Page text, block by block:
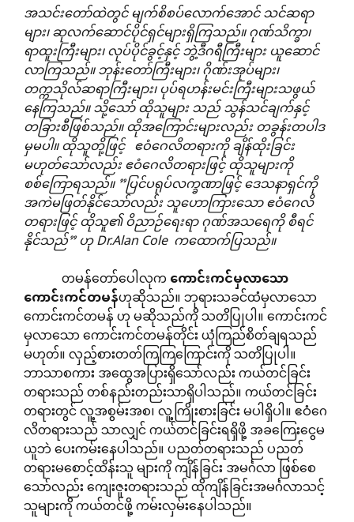
အသင်းတော်ထဲတွင်မျက်စိစပ်လောက်အောင်သင်ဆရာ
များ၊ဆုလက်ဆောင်ပိုင်ရှင်များရှိကြသည်။ဂုဏ်သိက္ခာ၊
ရာထူးကြီးများ၊လုပ်ပိုင်ခွင့်နှင့်ဘွဲ့ဒီဂရီကြီးများယူဆောင်
လာကြသည်။ဘုန်းတော်ကြီးများ၊ဂိုဏ်းအုပ်များ၊
တက္ကသိုလ်ဆရာကြီးများ၊ပုပ်ရဟန်းမင်းကြီးများသဖွယ်
နေကြသည်။သို့သော်ထိုသူများသည်သွန်သင်ချက်နှင့်
တခြားစီဖြစ်သည်။ထိုအကြောင်းများလည်းတခွန်းတပါဒ
မှမပါ။ထိုသူတို့ဖြင့် ဧဝံဂေလိတရားကိုချိန်ထိုးခြင်း
မဟုတ်သော်လည်းဧဝံဂေလိတရားဖြင့်ထိုသူများကို
စစ်ကြောရသည်။ ”ပြင်ပရုပ်လက္ခဏာဖြင့်ဒေသနာရှင်ကို
အကဲမဖြတ်နိုင်သော်လည်းသူဟောကြားသောဧဝံဂေလိ
တရားဖြင့်ထိုသူ၏ဝိညာဉ်ရေးရာဂုဏ်အသရေကိုစီရင်
နိုင်သည်”ဟုDr.Alan Cole ကထောက်ပြသည်။
တမန်တော်ပေါလုကကောင်းကင်မှလာသော
ကောင်းကင်တမန်ဟုဆိုသည်။ ဘုရားသခင်ထံမှလာသော
ကောင်းကင်တမန် ဟု မဆိုသည်ကို သတိပြုပါ။ ကောင်းကင်
မှလာသော ကောင်းကင်တမန်တိုင်း ယုံကြည်စိတ်ချရသည်
မဟုတ်။ လှည့်စားတတ်ကြကြကြောင်းကို သတိပြုပါ။
ဘာသာစကား အထွေအပြားရှိသော်လည်း ကယ်တင်ခြင်း
တရားသည် တစ်နည်းတည်းသာရှိပါသည်။ ကယ်တင်ခြင်း
တရားတွင် လူ့အစွမ်းအစ၊ လူ့ကြိုးစားခြင်း မပါရှိပါ။ ဧဝံဂေ
လိတရားသည် သာလျှင် ကယ်တင်ခြင်းရရှိဖို့ အခကြေးငွေမ
ယူဘဲ ပေးကမ်းနေပါသည်။ ပညတ်တရားသည် ပညတ်
တရားမစောင့်ထိန်းသူ များကို ကျိန်ခြင်း အမင်္ဂလာ ဖြစ်စေ
သော်လည်း ကျေးဇူးတရားသည် ထိုကျိန်ခြင်းအမင်္ဂလာသင့်
သူများကို ကယ်တင်ဖို့ ကမ်းလှမ်းနေပါသည်။